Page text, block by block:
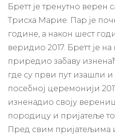
Бретт је тренутно верен
Трисха Марие. Пар је
године, а након шест
веридио 2017. Бретт је
приредио забаву
где су први пут изашли
посебној церемонији
изненадио своју
породицу и пријатеље
Пред свим пријатељима